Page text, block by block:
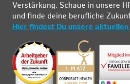
Ver­stär­kung. Schau­e in un­se­re
und fin­de deine be­ruf­li­che
Hier findest Du unsere